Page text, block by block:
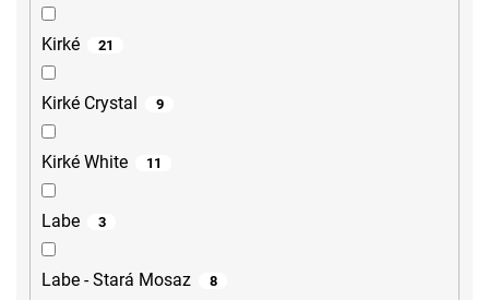
Kirké 21
Kirké Crystal 9
Kirké White 11
Labe 3
Labe - Stará Mosaz 8